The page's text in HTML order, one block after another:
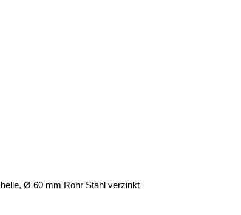
Ø 60 mm Rohr Stahl verzinkt